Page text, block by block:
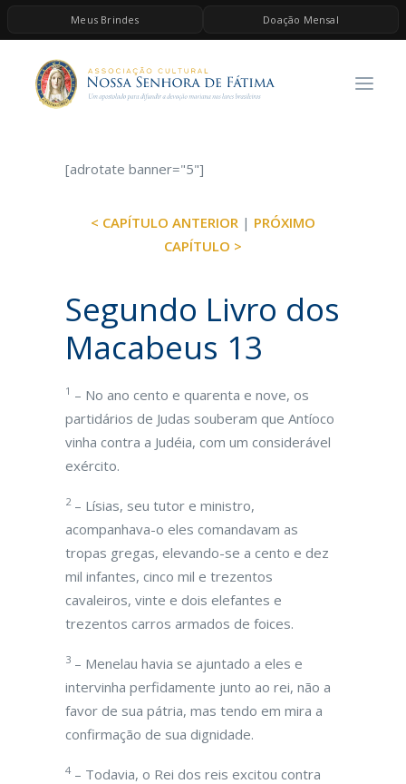
Meus Brindes Doação Mensal
HOME
A ASSOCIAÇÃO
ESPIRITUALIDADE
[adrotate banner="5"]
< CAPÍTULO ANTERIOR | PRÓXIMO
CAPÍTULO >
Segundo Livro dos
Macabeus 13
1 – No ano cento e quarenta e nove, os
partidários de Judas souberam que Antíoco
vinha contra a Judéia, com um considerável
exército.
2– Lísias, seu tutor e ministro,
acompanhava-o eles comandavam as
tropas gregas, elevando-se a cento e dez
mil infantes, cinco mil e trezentos
cavaleiros, vinte e dois elefantes e
trezentos carros armados de foices.
3 – Menelau havia se ajuntado a eles e
intervinha perfidamente junto ao rei, não a
favor de sua pátria, mas tendo em mira a
confirmação de sua dignidade.
4 – Todavia, o Rei dos reis excitou contra